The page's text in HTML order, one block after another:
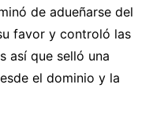
de adueñarse del
favor y controló las
así que selló una
el dominio y la